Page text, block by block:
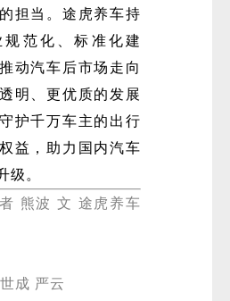
担当。途虎养车持
范化、标准化建
动汽车后市场走向
明、更优质的发展
护千万车主的出行
益，助力国内汽车
级。
熊波 文 途虎养车
成 严云